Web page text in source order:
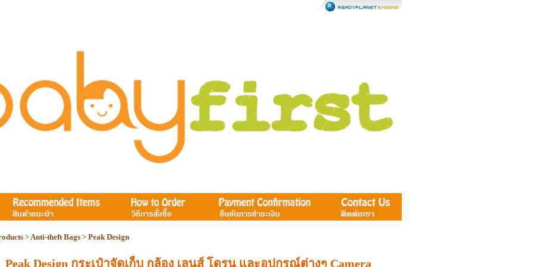
>Anti-theft Bags >Peak Design
Peak Design กระเป๋าจัดเก็บ กล้อง เลนส์ โดรน และอุปกรณ์ต่างๆ Camera